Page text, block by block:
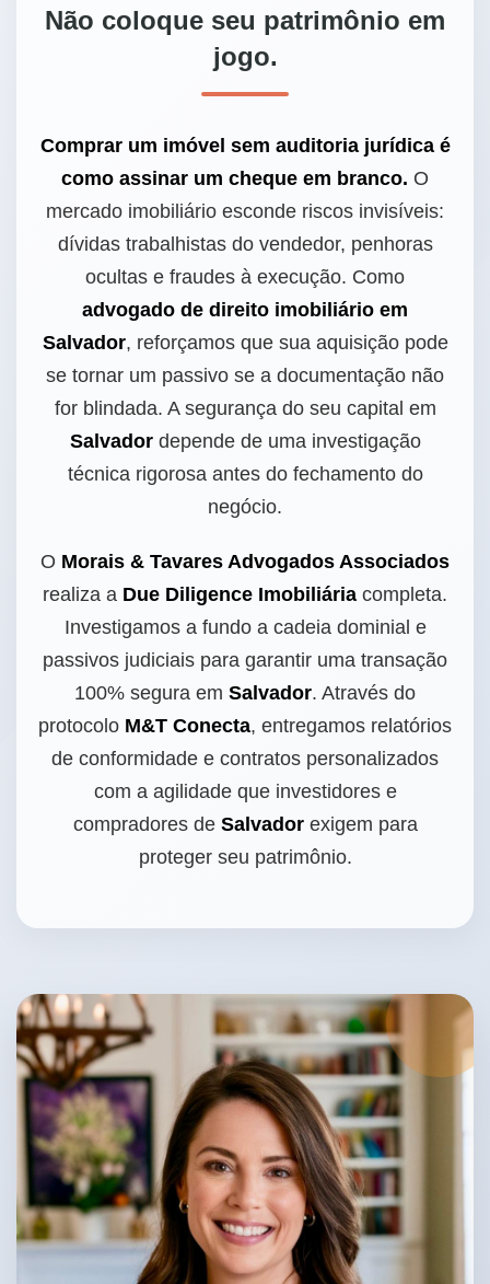
Não coloque seu patrimônio em
jogo.
Comprar um imóvel sem auditoria jurídica é
como assinar um cheque em branco. O
mercado imobiliário esconde riscos invisíveis:
dívidas trabalhistas do vendedor, penhoras
ocultas e fraudes à execução. Como
advogado de direito imobiliário em
Salvador, reforçamos que sua aquisição pode
se tornar um passivo se a documentação não
for blindada. A segurança do seu capital em
Salvadordepende de uma investigação
técnica rigorosa antes do fechamento do
negócio.
O Morais & Tavares Advogados Associados
realiza a Due Diligence Imobiliáriacompleta.
Investigamos a fundo a cadeia dominial e
passivos judiciais para garantir uma transação
100% segura em Salvador. Através do
protocolo M&T Conecta, entregamos relatórios
de conformidade e contratos personalizados
com a agilidade que investidores e
compradores de Salvadorexigem para
proteger seu patrimônio.